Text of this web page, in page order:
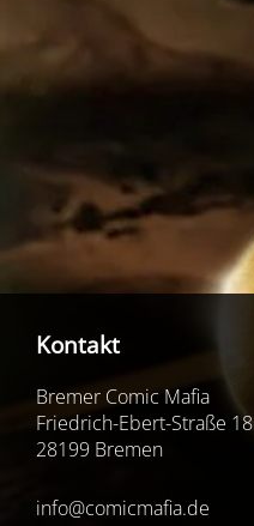
Kontakt
Bremer Comic Mafia
Friedrich-Ebert-Straße 18
28199 Bremen
info@comicmafia.de